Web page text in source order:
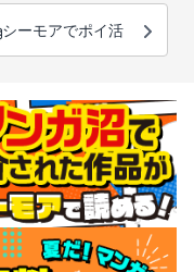
シーモアでポイ活